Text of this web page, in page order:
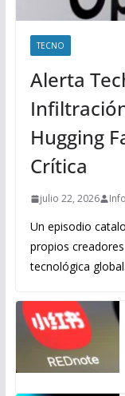
TECNO
Alerta
Hugging
Crítica
julio 22, 2026
Un episodio
propios
tecnológica